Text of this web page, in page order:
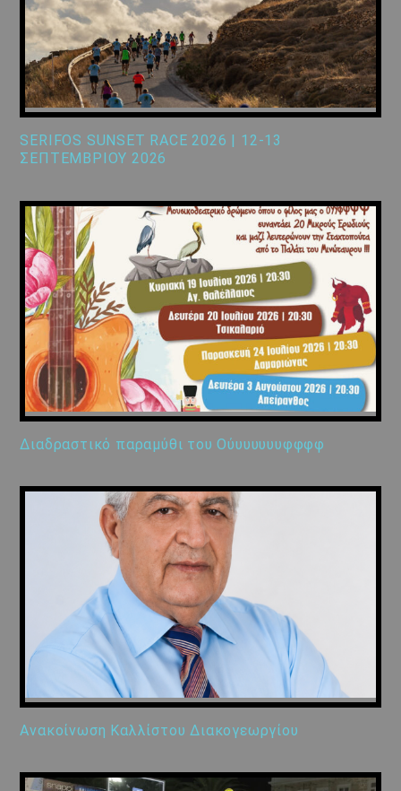
SERIFOS SUNSET RACE 2026 | 12-13
ΣΕΠΤΕΜΒΡΙΟΥ 2026
Διαδραστικό παραμύθι του Ούυυυυυυφφφφ
Ανακοίνωση Καλλίστου Διακογεωργίου